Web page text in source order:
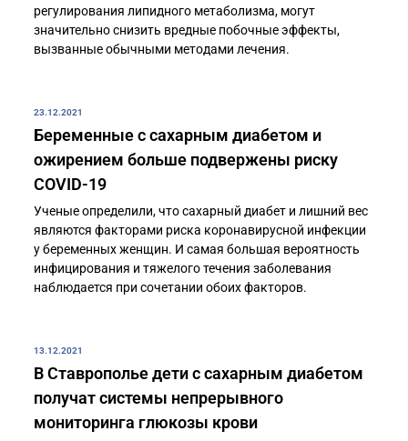
регулирования липидного метаболизма, могут
значительно снизить вредные побочные эффекты,
вызванные обычными методами лечения.
23.12.2021
Беременные с сахарным диабетом и
ожирением больше подвержены риску
COVID-19
Ученые определили, что сахарный диабет и лишний вес
являются факторами риска коронавирусной инфекции
у беременных женщин. И самая большая вероятность
инфицирования и тяжелого течения заболевания
наблюдается при сочетании обоих факторов.
13.12.2021
В Ставрополье дети с сахарным диабетом
получат системы непрерывного
мониторинга глюкозы крови